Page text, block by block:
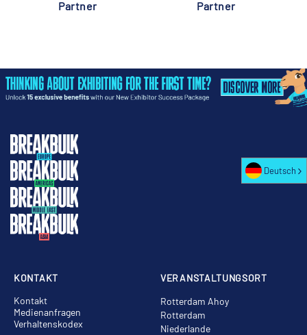
Partner
Partner
VERANSTALTUNGSORT
Rotterdam Ahoy
Rotterdam
Niederlande
KONTAKT
Kontakt
Medienanfragen
Verhaltenskodex
Deutsch